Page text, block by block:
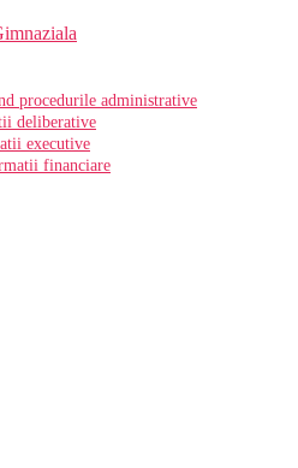
procedurile administrative
deliberative
executive
financiare